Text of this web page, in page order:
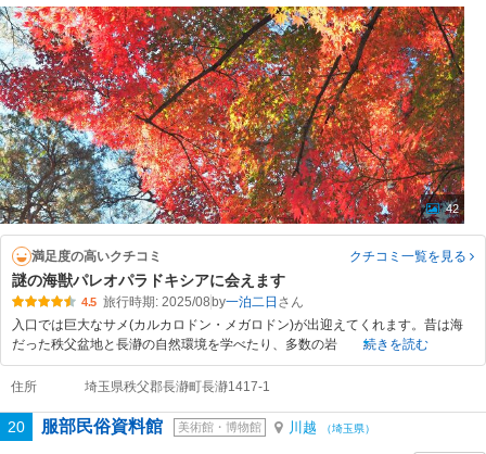
42
満足度の高いクチコミ クチコミ一覧を見る
謎の海獣パレオパラドキシアに会えます
4.5 旅行時期: 2025/08 by一泊二日
入口では巨大なサメ(カルカロドン・メガロドン)が出迎えてくれます。昔は海
だった秩父盆地と長瀞の自然環境を学べたり、多数の岩
続きを読む
住所 埼玉県秩父郡長瀞町長瀞1417-1
20 服部民俗資料館 美術館・博物館 川越 （埼玉県）